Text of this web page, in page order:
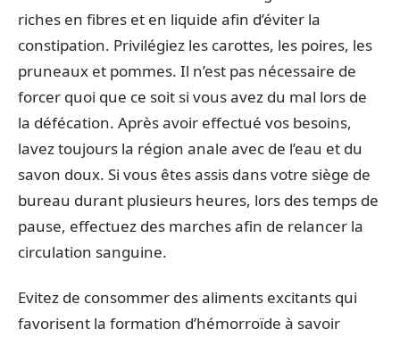
riches en fibres et en liquide afin d’éviter la
constipation. Privilégiez les carottes, les poires, les
pruneaux et pommes. Il n’est pas nécessaire de
forcer quoi que ce soit si vous avez du mal lors de
la défécation. Après avoir effectué vos besoins,
lavez toujours la région anale avec de l’eau et du
savon doux. Si vous êtes assis dans votre siège de
bureau durant plusieurs heures, lors des temps de
pause, effectuez des marches afin de relancer la
circulation sanguine.
Evitez de consommer des aliments excitants qui
favorisent la formation d’hémorroïde à savoir